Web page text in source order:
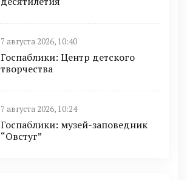
7 августа 2026, 10:40
Госпаблики: Центр детского
творчества
7 августа 2026, 10:24
Госпаблики: музей-заповедник
“Овстуг”